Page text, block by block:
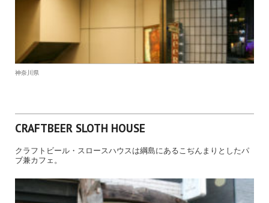
神奈川県
CRAFTBEER SLOTH HOUSE
クラフトビール・スロースハウスは綱島にあるこぢんまりとしたパ
ブ兼カフェ。